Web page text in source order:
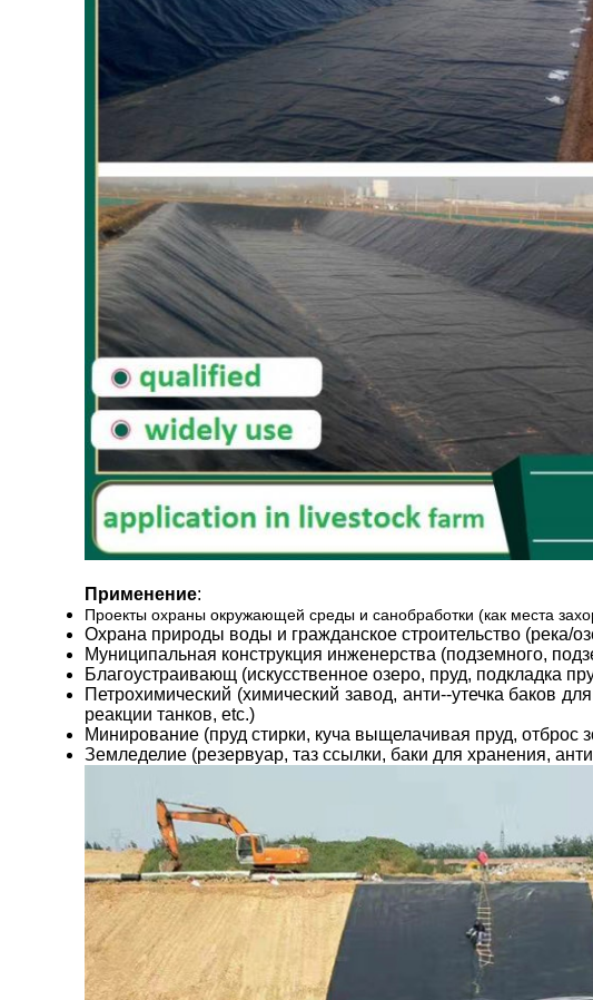
Применение:
Проекты охраны окружающей среды и санобработки (как места
Охрана природы воды и гражданское строительство (река/
Муниципальная конструкция инженерства (подземного,
Благоустраивающ (искусственное озеро, пруд, подкладка
Петрохимический (химический завод, анти--утечка баков
реакции танков, etc.)
Минирование (пруд стирки, куча выщелачивая пруд, отброс
Земледелие (резервуар, таз ссылки, баки для хранения,